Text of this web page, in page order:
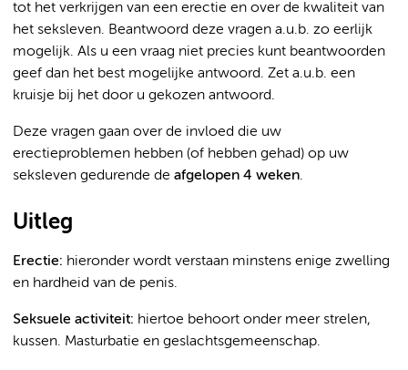
tot het verkrijgen van een erectie en over de kwaliteit van
het seksleven. Beantwoord deze vragen a.u.b. zo eerlijk
mogelijk. Als u een vraag niet precies kunt beantwoorden
geef dan het best mogelijke antwoord. Zet a.u.b. een
kruisje bij het door u gekozen antwoord.
Deze vragen gaan over de invloed die uw
erectieproblemen hebben (of hebben gehad) op uw
seksleven gedurende de afgelopen 4 weken.
Uitleg
Erectie: hieronder wordt verstaan minstens enige zwelling
en hardheid van de penis.
Seksuele activiteit: hiertoe behoort onder meer strelen,
kussen. Masturbatie en geslachtsgemeenschap.